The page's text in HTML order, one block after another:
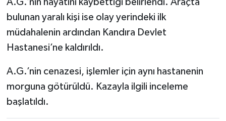
bulunan yaralı kişi ise olay yerindeki ilk
müdahalenin ardından Kandıra Devlet
Hastanesi’ne kaldırıldı.
A.G.’nin cenazesi, işlemler için aynı hastanenin
morguna götürüldü. Kazayla ilgili inceleme
başlatıldı.
Ulusal Haberler
Teknoloji Haberleri
Siyaset Haberleri
Dünya Haberleri